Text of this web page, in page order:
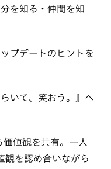
を知る・仲間を知
プデートのヒントを
いて、笑おう。』へ
価値観を共有。一人
観を認め合いながら